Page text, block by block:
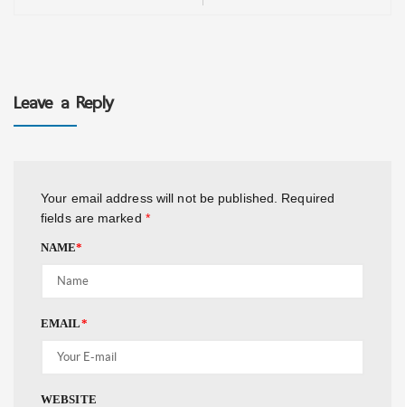
Leave a Reply
Your email address will not be published.
Required
fields are marked *
NAME*
EMAIL*
WEBSITE